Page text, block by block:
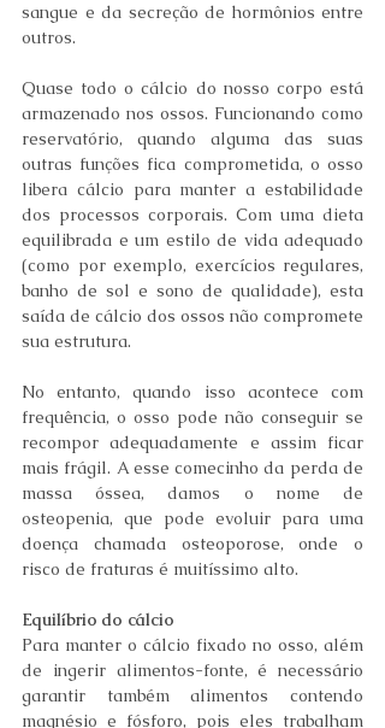
sangue e da secreção de hormônios entre
outros.
Quase todo o cálcio do nosso corpo está
armazenado nos ossos. Funcionando como
reservatório, quando alguma das suas
outras funções fica comprometida, o osso
libera cálcio para manter a estabilidade
dos processos corporais. Com uma dieta
equilibrada e um estilo de vida adequado
(como por exemplo, exercícios regulares,
banho de sol e sono de qualidade), esta
saída de cálcio dos ossos não compromete
sua estrutura.
No entanto, quando isso acontece com
frequência, o osso pode não conseguir se
recompor adequadamente e assim ficar
mais frágil. A esse comecinho da perda de
massa óssea, damos o nome de
osteopenia, que pode evoluir para uma
doença chamada osteoporose, onde o
risco de fraturas é muitíssimo alto.
Equilíbrio do cálcio
Para manter o cálcio fixado no osso, além
de ingerir alimentos-fonte, é necessário
garantir também alimentos contendo
magnésio e fósforo, pois eles trabalham